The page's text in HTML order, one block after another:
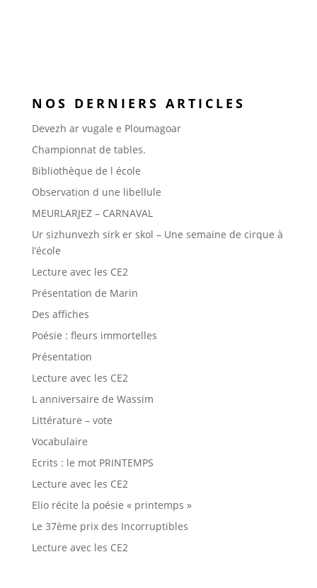
NOS DERNIERS ARTICLES
Devezh ar vugale e Ploumagoar
Championnat de tables.
Bibliothèque de l école
Observation d une libellule
MEURLARJEZ – CARNAVAL
Ur sizhunvezh sirk er skol – Une semaine de cirque à
l’école
Lecture avec les CE2
Présentation de Marin
Des affiches
Poésie : fleurs immortelles
Présentation
Lecture avec les CE2
L anniversaire de Wassim
Littérature – vote
Vocabulaire
Ecrits : le mot PRINTEMPS
Lecture avec les CE2
Elio récite la poésie « printemps »
Le 37ème prix des Incorruptibles
Lecture avec les CE2